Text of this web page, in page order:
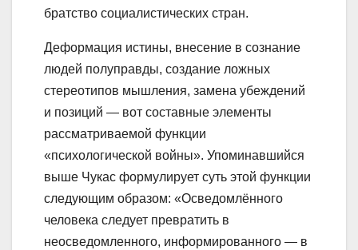
братство социалистических стран.
Деформация истины, внесение в сознание
людей полуправды, создание ложных
стереотипов мышления, замена убеждений
и позиций — вот составные элементы
рассматриваемой функции
«психологической войны». Упоминавшийся
выше Чукас формулирует суть этой функции
следующим образом: «Осведомлённого
человека следует превратить в
неосведомленного, информированного — в